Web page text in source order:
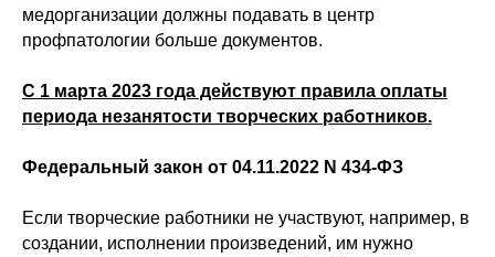
медорганизации должны подавать в центр
профпатологии больше документов.
С 1 марта 2023 года действуют правила оплаты
периода незанятости творческих работников.
Федеральный закон от 04.11.2022 N 434-ФЗ
Если творческие работники не участвуют, например, в
создании, исполнении произведений, им нужно